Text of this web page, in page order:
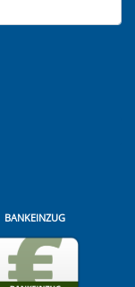
BANKEINZUG